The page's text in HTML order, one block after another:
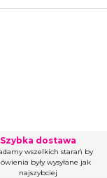
Szybka dostawa
wszelkich starań by
były wysyłane jak
najszybciej